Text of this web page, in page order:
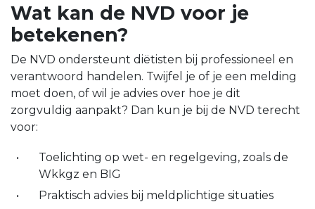
Wat kan de NVD voor je
betekenen?
De NVD ondersteunt diëtisten bij professioneel en
verantwoord handelen. Twijfel je of je een melding
moet doen, of wil je advies over hoe je dit
zorgvuldig aanpakt? Dan kun je bij de NVD terecht
voor:
Toelichting op wet- en regelgeving, zoals de
Wkkgz en BIG
Praktisch advies bij meldplichtige situaties